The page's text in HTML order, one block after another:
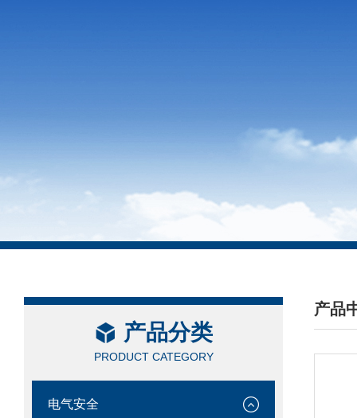
产品分类
PRODUCT CATEGORY
电气安全
产品
/